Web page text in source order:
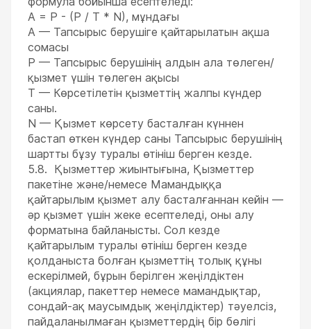
A = P - (P / T * N), мұндағы
А — Тапсырыс берушіге қайтарылатын ақша
сомасы
P — Тапсырыс берушінің алдын ала төлеген/
қызмет үшін төлеген ақысы
T — Көрсетілетін қызметтің жалпы күндер
саны.
N — Қызмет көрсету басталған күннен
бастап өткен күндер саны Тапсырыс берушінің
шартты бұзу туралы өтініш берген кезде.
5.8. Қызметтер жиынтығына, Қызметтер
пакетіне және/немесе Мамандыққа
қайтарылым қызмет алу басталғаннан кейін —
әр қызмет үшін жеке есептеледі, оны алу
форматына байланысты. Сол кезде
қайтарылым туралы өтініш берген кезде
қолданыста болған қызметтің толық құны
ескерілмей, бұрын берілген жеңілдіктен
(акциялар, пакеттер немесе мамандықтар,
сондай-ақ маусымдық жеңілдіктер) тәуелсіз,
пайдаланылмаған қызметтердің бір бөлігі